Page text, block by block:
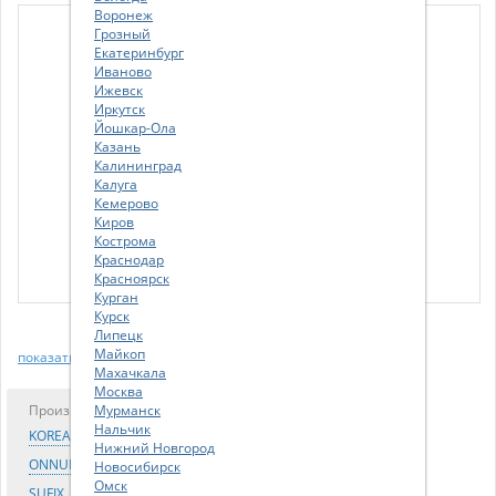
показать еще
Производитель
KOREASTAR
ONNURI
Воронеж
Грозный
Екатеринбург
Иваново
Ижевск
Иркутск
Йошкар-Ола
Казань
Калининград
Калуга
Кемерово
Киров
Кострома
Краснодар
Красноярск
Курган
Курск
Липецк
Майкоп
Махачкала
Москва
Мурманск
Нальчик
Нижний Новгород
Новосибирск
Омск